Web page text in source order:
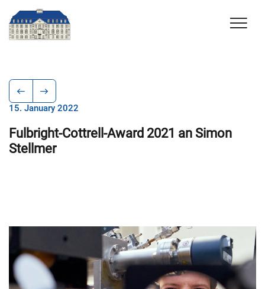
15. January 2022
Fulbright-Cottrell-Award 2021 an Simon
Stellmer